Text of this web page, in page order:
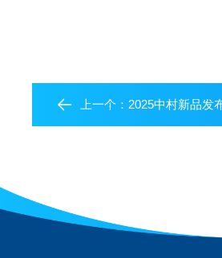
上一个： 2025中村新品发